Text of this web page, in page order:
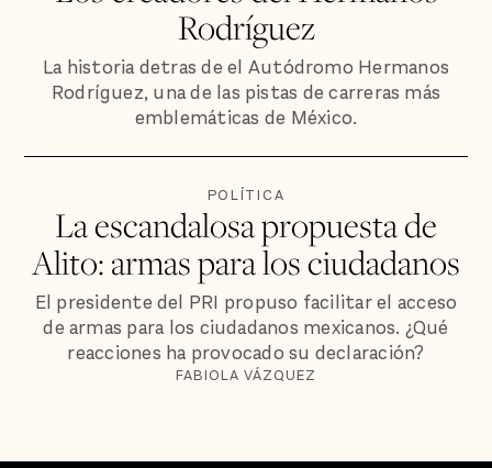
Rodríguez
La historia detras de el Autódromo Hermanos
Rodríguez, una de las pistas de carreras más
emblemáticas de México.
POLÍTICA
La escandalosa propuesta de
Alito: armas para los ciudadanos
El presidente del PRI propuso facilitar el acceso
de armas para los ciudadanos mexicanos. ¿Qué
reacciones ha provocado su declaración?
FABIOLA VÁZQUEZ